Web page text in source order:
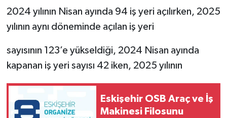
2024 yılının Nisan ayında 94 iş yeri açılırken, 2025
yılının aynı döneminde açılan iş yeri
sayısının 123’e yükseldiği, 2024 Nisan ayında
kapanan iş yeri sayısı 42 iken, 2025 yılının
Eskişehir OSB Araç ve İş
Makinesi Filosunu